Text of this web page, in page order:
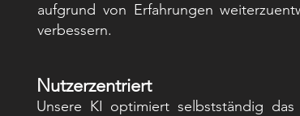
aufgrund von Erfahrungen
verbessern.
Nutzerzentriert
Unsere KI optimiert selbstständig das